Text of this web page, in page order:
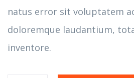
natus error sit voluptatem
doloremque laudantium,
inventore.